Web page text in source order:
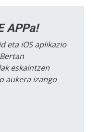
APPa!
eta iOS aplikazio
eskaintzen
aukera izango